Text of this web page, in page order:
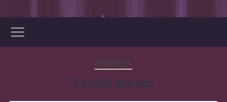
ETIQUETA
La vida era eso